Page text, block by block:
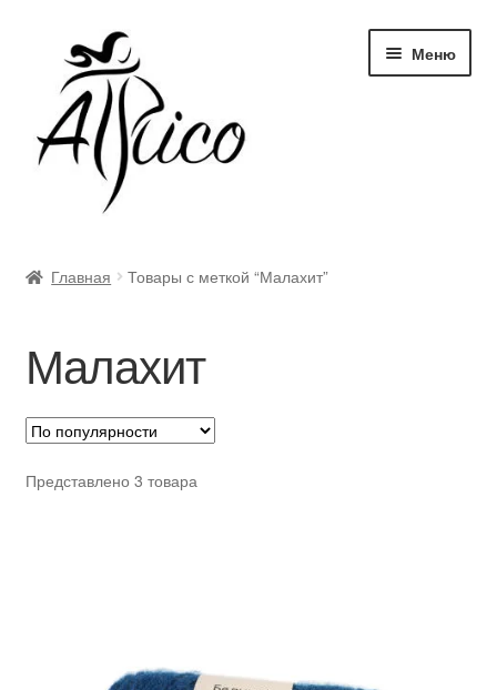
Перейти
навигации
Перейти
содержимому
Меню
Контакты
Корзина
Опт
Главная Товары с меткой “Малахит”
Малахит
Представлено 3 товара